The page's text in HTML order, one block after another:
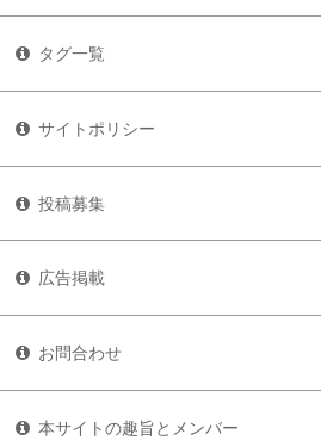
タグ一覧
サイトポリシー
投稿募集
広告掲載
お問合わせ
本サイトの趣旨とメンバー